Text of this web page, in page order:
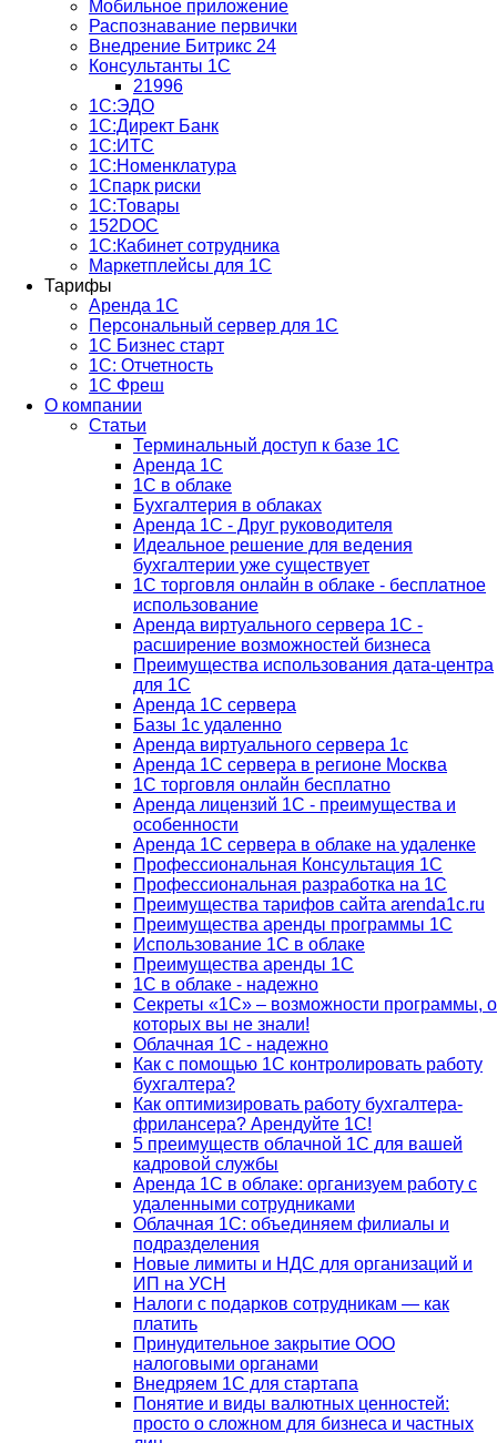
Мобильное приложение
Распознавание первички
Внедрение Битрикс 24
Консультанты 1С
21996
1С:ЭДО
1С:Директ Банк
1С:ИТС
1С:Номенклатура
1Спарк риски
1С:Товары
152DOC
1С:Кабинет сотрудника
Маркетплейсы для 1С
Тарифы
Аренда 1С
Персональный сервер для 1С
1С Бизнес старт
1С: Отчетность
1C Фреш
О компании
Статьи
Терминальный доступ к базе 1С
Аренда 1С
1С в облаке
Бухгалтерия в облаках
Аренда 1С - Друг руководителя
Идеальное решение для ведения
бухгалтерии уже существует
1С торговля онлайн в облаке - бесплатное
использование
Аренда виртуального сервера 1С -
расширение возможностей бизнеса
Преимущества использования дата-центра
для 1С
Аренда 1С сервера
Базы 1с удаленно
Аренда виртуального сервера 1с
Аренда 1С сервера в регионе Москва
1С торговля онлайн бесплатно
Аренда лицензий 1С - преимущества и
особенности
Аренда 1С сервера в облаке на удаленке
Профессиональная Консультация 1С
Профессиональная разработка на 1С
Преимущества тарифов сайта arenda1c.ru
Преимущества аренды программы 1С
Использование 1С в облаке
Преимущества аренды 1С
1С в облаке - надежно
Секреты «1С» – возможности программы, о
которых вы не знали!
Облачная 1С - надежно
Как с помощью 1С контролировать работу
бухгалтера?
Как оптимизировать работу бухгалтера-
фрилансера? Арендуйте 1С!
5 преимуществ облачной 1С для вашей
кадровой службы
Аренда 1С в облаке: организуем работу с
удаленными сотрудниками
Облачная 1С: объединяем филиалы и
подразделения
Новые лимиты и НДС для организаций и
ИП на УСН
Налоги с подарков сотрудникам — как
платить
Принудительное закрытие ООО
налоговыми органами
Внедряем 1С для стартапа
Понятие и виды валютных ценностей:
просто о сложном для бизнеса и частных